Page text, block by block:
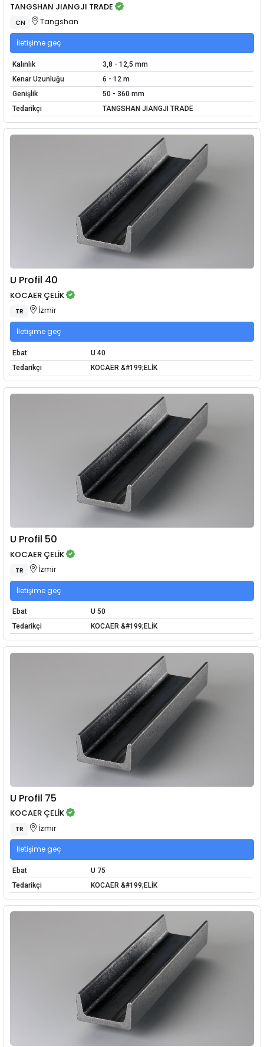
TANGSHAN JIANGJI TRADE
CN Tangshan
İletişime geç
Kalınlık
3,8 - 12,5 mm
Kenar Uzunluğu
6 - 12 m
Genişlik
50 - 360 mm
Tedarikçi
TANGSHAN JIANGJI TRADE
U Profil 40
KOCAER ÇELİK
TR İzmir
İletişime geç
Ebat
U 40
Tedarikçi
KOCAER &#199;ELİK
U Profil 50
KOCAER ÇELİK
TR İzmir
İletişime geç
Ebat
U 50
Tedarikçi
KOCAER &#199;ELİK
U Profil 75
KOCAER ÇELİK
TR İzmir
İletişime geç
Ebat
U 75
Tedarikçi
KOCAER &#199;ELİK